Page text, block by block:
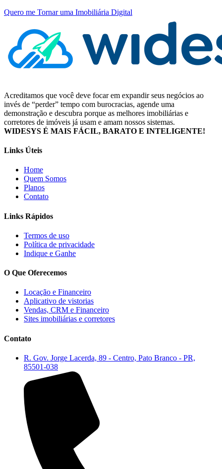
Quero me Tornar uma Imobiliária Digital
Acreditamos que você deve focar em expandir seus negócios ao
invés de “perder” tempo com burocracias, agende uma
demonstração e descubra porque as melhores imobiliárias e
corretores de imóveis já usam e amam nossos sistemas.
WIDESYS É MAIS FÁCIL, BARATO E INTELIGENTE!
Links Úteis
Home
Quem Somos
Planos
Contato
Links Rápidos
Termos de uso
Política de privacidade
Indique e Ganhe
O Que Oferecemos
Locação e Financeiro
Aplicativo de vistorias
Vendas, CRM e Financeiro
Sites imobiliárias e corretores
Contato
R. Gov. Jorge Lacerda, 89 - Centro, Pato Branco - PR,
85501-038